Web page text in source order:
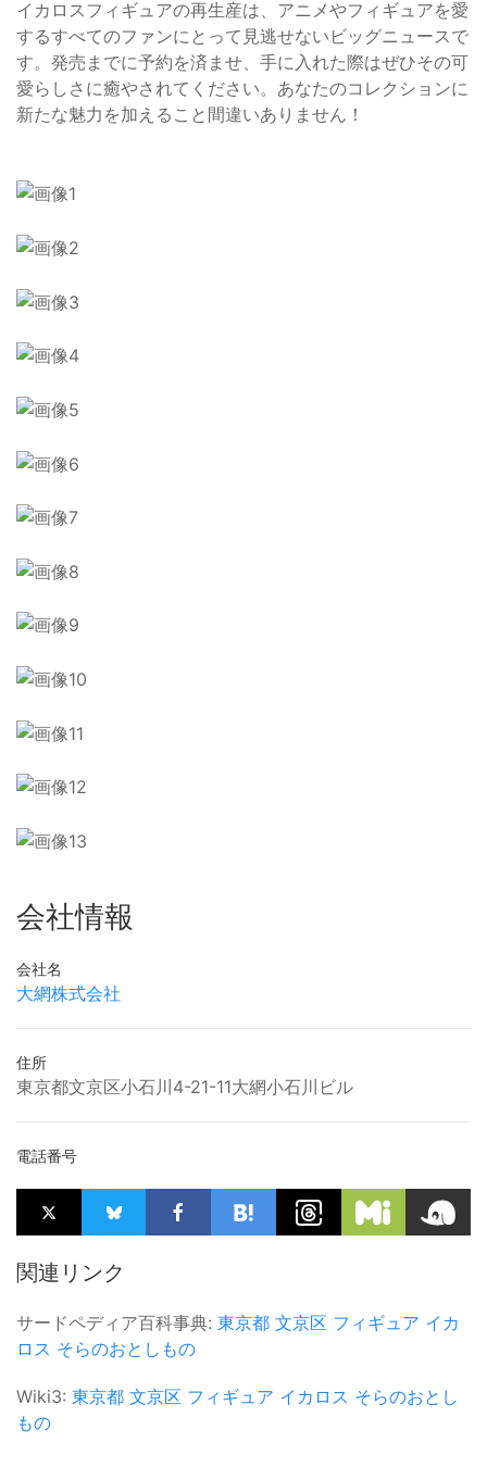
イカロスフィギュアの再生産は、アニメやフィギュアを愛
するすべてのファンにとって見逃せないビッグニュースで
す。発売までに予約を済ませ、手に入れた際はぜひその可
愛らしさに癒やされてください。あなたのコレクションに
新たな魅力を加えること間違いありません！
会社情報
会社名
大網株式会社
住所
東京都文京区小石川4-21-11大網小石川ビル
電話番号
関連リンク
サードペディア百科事典: 東京都 文京区 フィギュア イカ
ロス そらのおとしもの
Wiki3: 東京都 文京区 フィギュア イカロス そらのおとし
もの